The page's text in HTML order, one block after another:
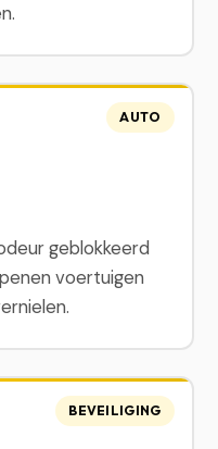
geblokkeerd
voertuigen
AUTO
BEVEILIGING